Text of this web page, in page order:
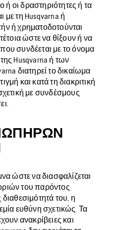
οι δραστηριότητες ή τα
με τη Husqvarna ή
ή χρηματοδοτούνται
ώστε να θίξουν ή να
συνδέεται με το όνομα
Husqvarna ή των
διατηρεί το δικαίωμα
και κατά τη διακριτική
με συνδέσμους
ώστε να διασφαλίζεται
του παρόντος
του, η
ευθύνη σχετικώς. Τα
ανακρίβειες και